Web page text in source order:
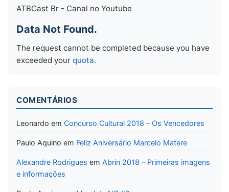
ATBCast Br - Canal no Youtube
Data Not Found.
The request cannot be completed because you have
exceeded your quota.
COMENTÁRIOS
Leonardo em Concurso Cultural 2018 – Os Vencedores
Paulo Aquino em Feliz Aniversário Marcelo Matere
Alexandre Rodrigues em Abrin 2018 – Primeiras imagens
e informações